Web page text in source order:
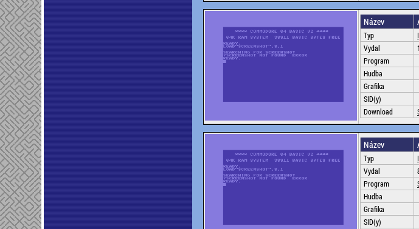
Název
Typ
Vydal
Program
Hudba
Grafika
SID(y)
Download
Název
Typ
Vydal
Program
Hudba
Grafika
SID(y)